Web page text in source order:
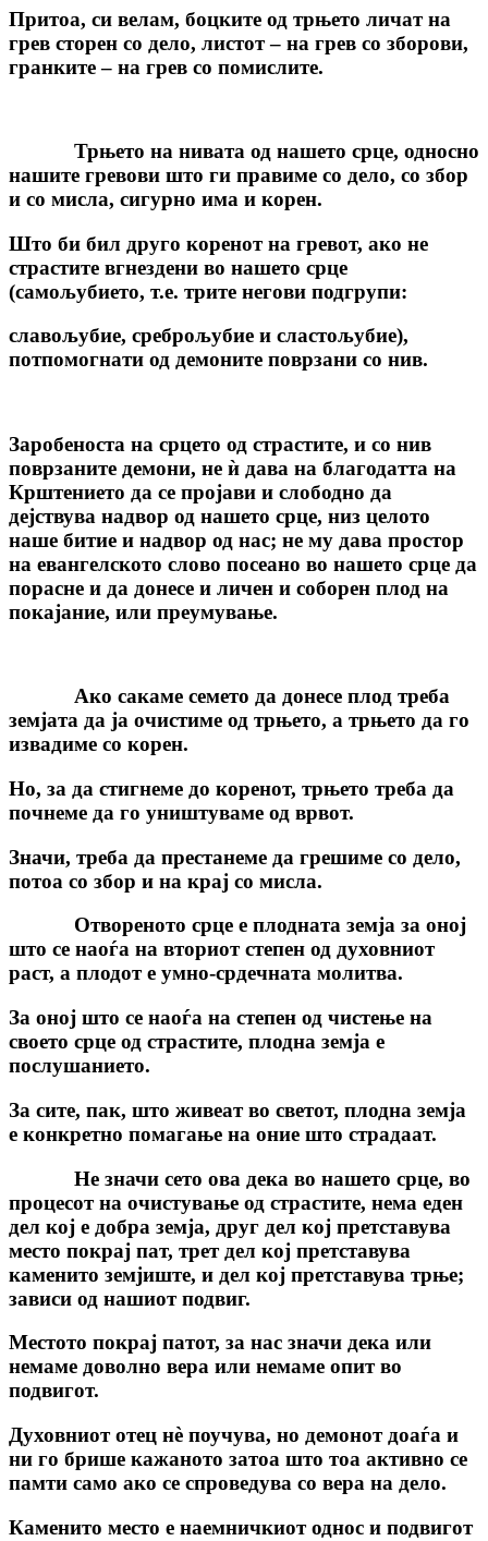
Притоа, си велам, боцките од трњето личат на
грев сторен со дело, листот – на грев со зборови,
гранките – на грев со помислите.
Трњето на нивата од нашето срце, односно
нашите гревови што ги правиме со дело, со збор
и со мисла, сигурно има и корен.
Што би бил друго коренот на гревот, ако не
страстите вгнездени во нашето срце
(самољубието, т.е. трите негови подгрупи:
славољубие, среброљубие и сластољубие),
потпомогнати од демоните поврзани со нив.
Заробеноста на срцето од страстите, и со нив
поврзаните демони, не ѝ дава на благодатта на
Крштението да се пројави и слободно да
дејствува надвор од нашето срце, низ целото
наше битие и надвор од нас; не му дава простор
на евангелското слово посеано во нашето срце да
порасне и да донесе и личен и соборен плод на
покајание, или преумување.
Ако сакаме семето да донесе плод треба
земјата да ја очистиме од трњето, а трњето да го
извадиме со корен.
Но, за да стигнеме до коренот, трњето треба да
почнеме да го уништуваме од врвот.
Значи, треба да престанеме да грешиме со дело,
потоа со збор и на крај со мисла.
Отвореното срце е плодната земја за оној
што се наоѓа на вториот степен од духовниот
раст, а плодот е умно-срдечната молитва.
За оној што се наоѓа на степен од чистење на
своето срце од страстите, плодна земја е
послушанието.
За сите, пак, што живеат во светот, плодна земја
е конкретно помагање на оние што страдаат.
Не значи сето ова дека во нашето срце, во
процесот на очистување од страстите, нема еден
дел кој е добра земја, друг дел кој претставува
место покрај пат, трет дел кој претставува
каменито земјиште, и дел кој претставува трње;
зависи од нашиот подвиг.
Местото покрај патот, за нас значи дека или
немаме доволно вера или немаме опит во
подвигот.
Духовниот отец нѐ поучува, но демонот доаѓа и
ни го брише кажаното затоа што тоа активно се
памти само ако се спроведува со вера на дело.
Каменито место е наемничкиот однос и подвигот